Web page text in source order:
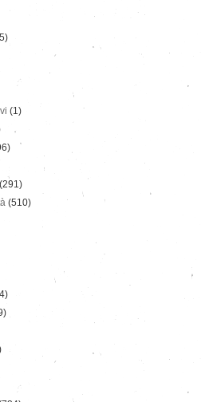
(1)
(291)
(510)